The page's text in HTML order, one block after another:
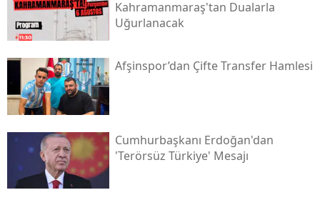
Kahramanmaraş'tan Dualarla
Uğurlanacak
Afşinspor’dan Çifte Transfer Hamlesi
Cumhurbaşkanı Erdoğan'dan
'terörsüz Türkiye' Mesajı